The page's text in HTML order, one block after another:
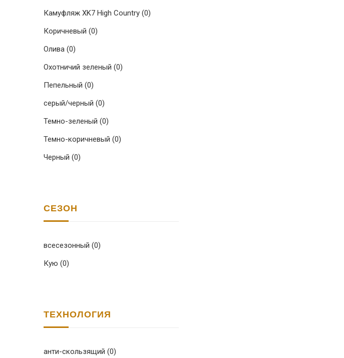
Камуфляж XK7 High Country (0)
Коричневый (0)
Олива (0)
Охотничий зеленый (0)
Пепельный (0)
серый/черный (0)
Темно-зеленый (0)
Темно-коричневый (0)
Черный (0)
СЕЗОН
всесезонный (0)
Кую (0)
ТЕХНОЛОГИЯ
анти-скользящий (0)